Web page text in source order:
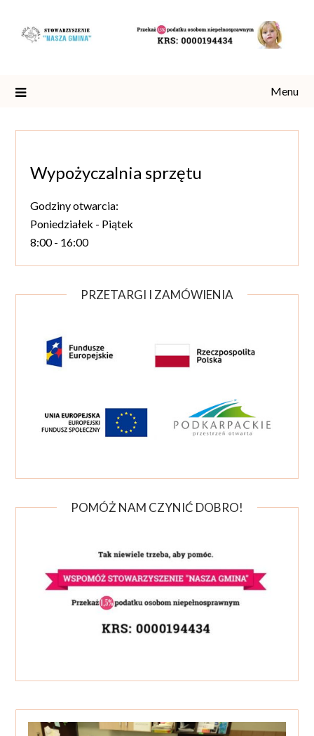
content
Menu
Wypożyczalnia sprzętu
Godziny otwarcia:
Poniedziałek - Piątek
8:00 - 16:00
PRZETARGI I ZAMÓWIENIA
POMÓŻ NAM CZYNIĆ DOBRO!